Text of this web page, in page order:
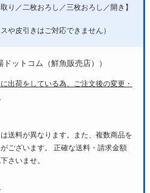
り／二枚おろし／三枚おろし／開き】
や皮引きはご対応できません）
ドットコム（鮮魚販売店））
出荷をしている為、ご注文後の変更・
送料が異なります。また、複数商品を
ございます。 正確な送料・請求金額
さいませ。